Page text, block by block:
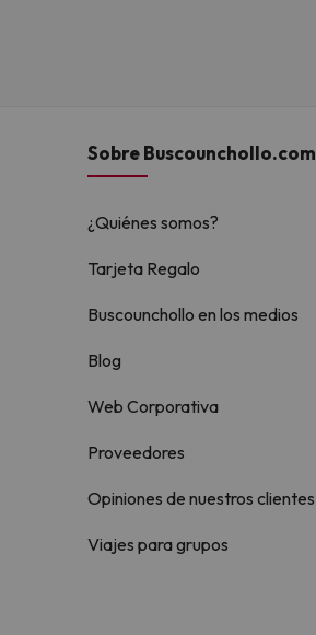
Sobre Buscounchollo.com
¿Quiénes somos?
Tarjeta Regalo
Buscounchollo en los medios
Blog
Web Corporativa
Proveedores
Opiniones de nuestros clientes
Viajes para grupos